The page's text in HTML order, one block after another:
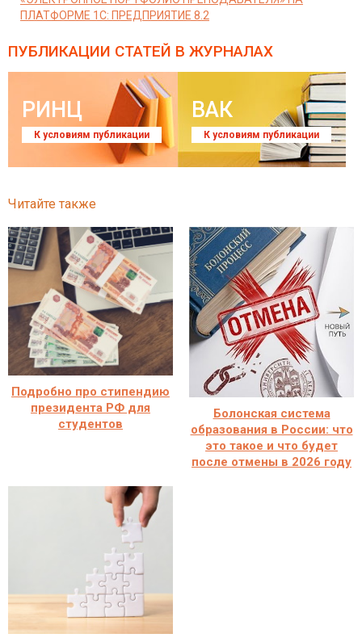
ПЛАТФОРМЕ 1С: ПРЕДПРИЯТИЕ 8.2
ПУБЛИКАЦИИ СТАТЕЙ В ЖУРНАЛАХ
РИНЦ
К условиям публикации
ВАК
К условиям публикации
Читайте также
Подробно про стипендию
президента РФ для
студентов
Болонская система
образования в России: что
это такое и что будет
после отмены в 2026 году